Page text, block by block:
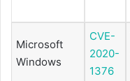
Microsoft
Windows
CVE-
2020-
1376